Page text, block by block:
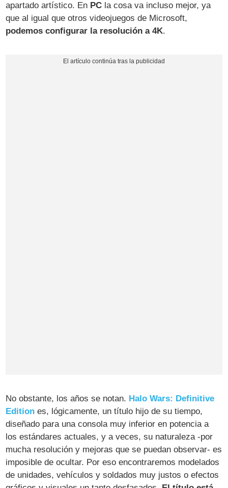
apartado artístico. En PC la cosa va incluso mejor, ya
que al igual que otros videojuegos de Microsoft,
podemos configurar la resolución a 4K.
No obstante, los años se notan. Halo Wars: Definitive
Edition es, lógicamente, un título hijo de su tiempo,
diseñado para una consola muy inferior en potencia a
los estándares actuales, y a veces, su naturaleza -por
mucha resolución y mejoras que se puedan observar- es
imposible de ocultar. Por eso encontraremos modelados
de unidades, vehículos y soldados muy justos o efectos